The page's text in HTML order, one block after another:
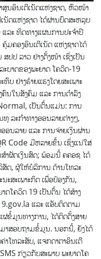
ນອິນເຕີເນັດແຫ່ງຊາດ, ຫົວໜ້າ
ນັດແຫ່ງຊາດ ໄດ້ຜ່ານບົດສະຫລຸບ
ລະ ທິດທາງແຜນການປະຈໍາປີ
ມຄອງອິນເຕີເນັດ ແຫ່ງຊາດໄດ້
ປປ ລາວ ຢ່າງຕັ້ງໜ້າ ເຊິ່ງເປັນ
ບາດຂອງພະຍາດ ໂຄວິດ-19
ຢ່າງຮ້າຍແຮງໂດຍສະເພາະ
ນໃນສັງຄົມ ແລະ ການດໍາລົງ
ເປັນຕົ້ນແມ່ນ: ການ
ລະກຳທາງອອນລາຍຕ່າງໆ,
ອນລາຍ ແລະ ການຈ່າຍເງິນຜ່ານ
Code ມີຫລາຍຂຶ້ນ ເຊິ່ງແນ່ໃສ່
ຳຜັດເງິນສົດ; ພ້ອມນີ້ ຄຄອຊ ໄດ້
ດ, ຜູ້ໃຫ້ບໍລິການ ດ້ານໂທລະ
ສະເພາະກິດ ເພື່ອປ້ອງກັນ,
ດໂຄວິດ 19 ເປັນຕົ້ນ ໄດ້ສ້າງ
ແລະ ແອັບຕິດຕາມ
ຜ່ຂໍ້ມູນທາງການ, ໄດ້ຕິດຕັ້ງສາຍ
າສອບຖາມຂໍ້ມູນ. ນອກນີ້, ຍັງໄດ້
ໂທລະສັບ, ແຈກດາຕາອິນເຕີ
ກ່ຽວກັບສະພາບ ພະຍາດໂຄ